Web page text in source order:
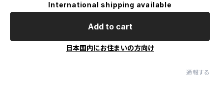
International shipping available
Add to cart
日本国内にお住まいの方向け
通報する